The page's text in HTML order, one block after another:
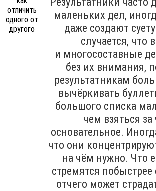
маленьких дел,
даже создают
случается, что
и многосоставные
без их внимания,
результатникам
вычёркивать
большого списка
чем взяться за
основательное.
что они
на чём нужно. Что
стремятся побыстрее
отчего может